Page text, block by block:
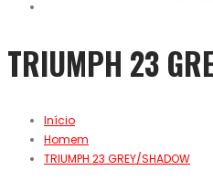
TRIUMPH 23
Início
Homem
TRIUMPH 23 GREY/SHADOW